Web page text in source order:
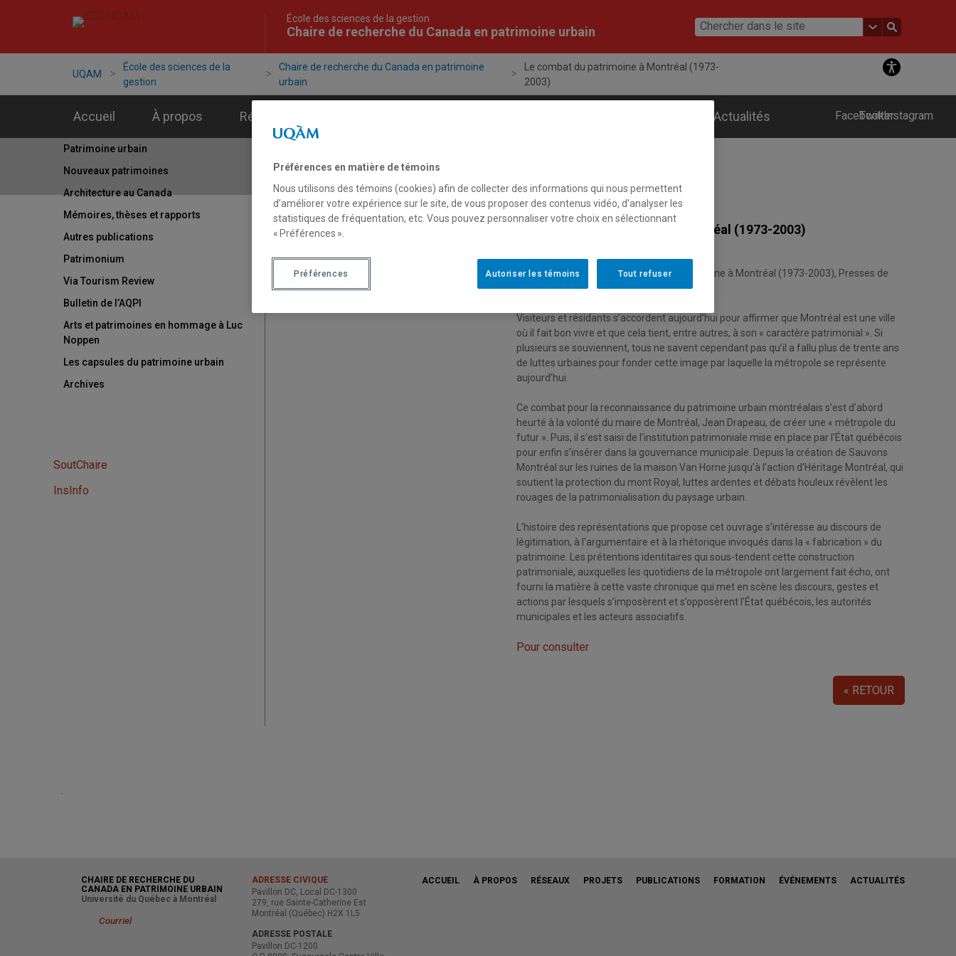
École des sciences de la gestion
Chaire de recherche du Canada en patrimoine urbain
UQAM
École des sciences de la
gestion
Chaire de recherche du Canada en patrimoine
urbain
Le combat du patrimoine à Montréal (1973-
2003)
Accueil À propos Réseaux Actualités Facebook
TwitterInstagram
Patrimoine urbain
Nouveaux patrimoines
Architecture au Canada
Mémoires, thèses et rapports
Autres publications
Patrimonium
Via Tourism Review
Bulletin de l’AQPI
Arts et patrimoines en hommage à Luc
Noppen
Les capsules du patrimoine urbain
Archives
SoutChaire
InsInfo
29 juillet 2005
Le combat du patrimoine à Montréal (1973-2003)
Martin Drouin (2005), Le combat du patrimoine à Montréal (1973-2003), Presses de
l’Université du Québec, 400 pages.
Visiteurs et résidants s’accordent aujourd’hui pour affirmer que Montréal est une ville
où il fait bon vivre et que cela tient, entre autres, à son « caractère patrimonial ». Si
plusieurs se souviennent, tous ne savent cependant pas qu’il a fallu plus de trente ans
de luttes urbaines pour fonder cette image par laquelle la métropole se représente
aujourd’hui.
Ce combat pour la reconnaissance du patrimoine urbain montréalais s’est d’abord
heurté à la volonté du maire de Montréal, Jean Drapeau, de créer une « métropole du
futur ». Puis, il s’est saisi de l’institution patrimoniale mise en place par l’État québécois
pour enfin s’insérer dans la gouvernance municipale. Depuis la création de Sauvons
Montréal sur les ruines de la maison Van Horne jusqu’à l’action d’Héritage Montréal, qui
soutient la protection du mont Royal, luttes ardentes et débats houleux révèlent les
rouages de la patrimonialisation du paysage urbain.
L’histoire des représentations que propose cet ouvrage s’intéresse au discours de
légitimation, à l’argumentaire et à la rhétorique invoqués dans la « fabrication » du
patrimoine. Les prétentions identitaires qui sous-tendent cette construction
patrimoniale, auxquelles les quotidiens de la métropole ont largement fait écho, ont
fourni la matière à cette vaste chronique qui met en scène les discours, gestes et
actions par lesquels s’imposèrent et s’opposèrent l’État québécois, les autorités
municipales et les acteurs associatifs.
Pour consulter
« RETOUR
CHAIRE DE RECHERCHE DU
CANADA EN PATRIMOINE URBAIN
Université du Québec à Montréal
Courriel
ADRESSE CIVIQUE
Pavillon DC, Local DC-1300
279, rue Sainte-Catherine Est
Montréal (Québec) H2X 1L5
ADRESSE POSTALE
Pavillon DC-1200
ACCUEIL À PROPOS RÉSEAUX PROJETS PUBLICATIONS FORMATION ÉVÉNEMENTS ACTUALITÉS
Préférences en matière de témoins
Nous utilisons des témoins (cookies) afin de collecter des informations qui nous permettent
d’améliorer votre expérience sur le site, de vous proposer des contenus vidéo, d’analyser les
statistiques de fréquentation, etc. Vous pouvez personnaliser votre choix en sélectionnant
« Préférences ».
Tout refuser
Autoriser les témoins
Préférences